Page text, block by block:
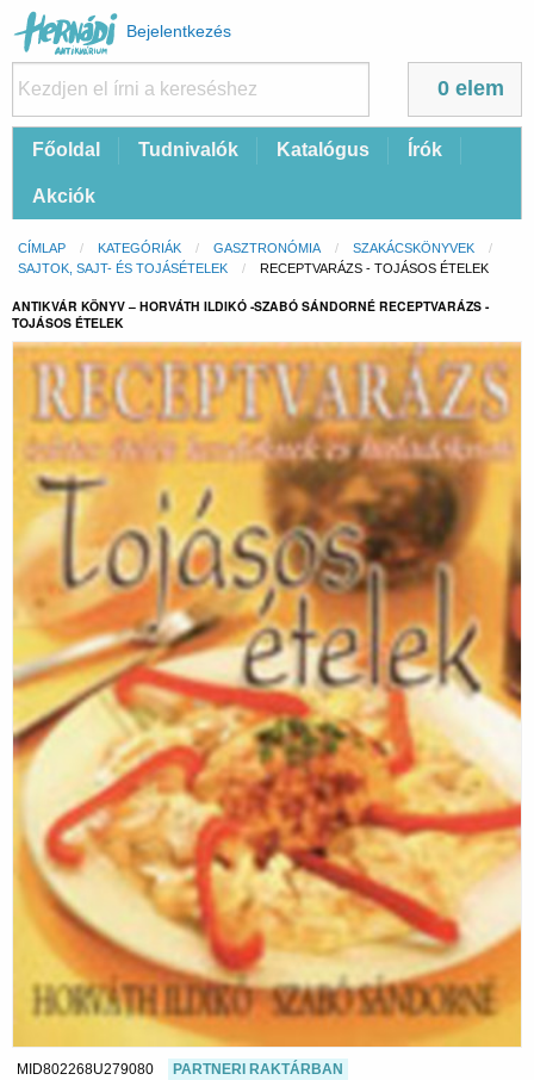
Felhasználói
fiók
menüje
Bejelentkezés
0 elem
FőFőoldal Tudnivalók Katalógus Írók
Akciók
Morzsa
CÍMLAP KATEGÓRIÁK GASZTRONÓMIA
SZAKÁCSKÖNYVEK
SAJTOK, SAJT- ÉS TOJÁSÉTELEK
CURRENT:
RECEPTVARÁZS - TOJÁSOS ÉTELEK
ANTIKVÁR KÖNYV – HORVÁTH ILDIKÓ -SZABÓ SÁNDORNÉ RECEPTVARÁZS -
TOJÁSOS ÉTELEK
MID802268U279080 PARTNERI RAKTÁRBAN